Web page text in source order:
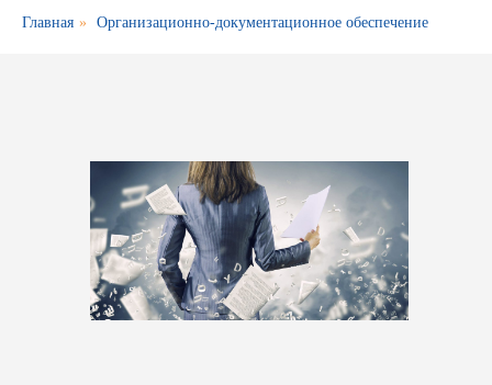
Главная » Организационно-документационное обеспечение